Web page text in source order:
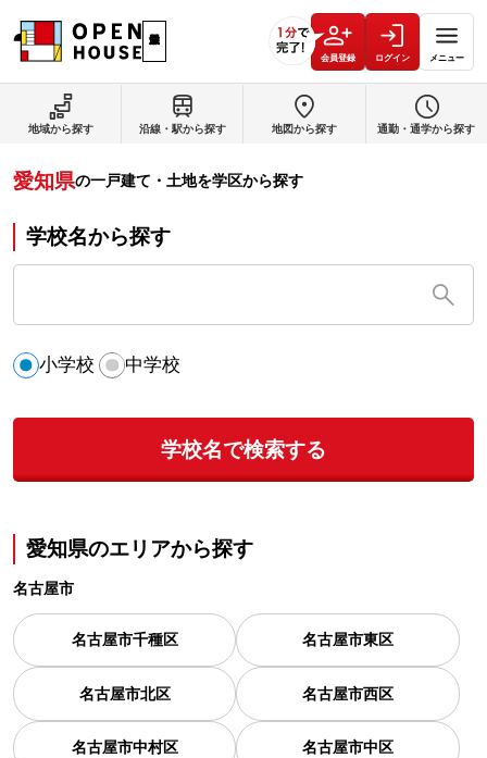
会員登録 ログイン メニュー
地域から探す 沿線・駅から探す 地図から探す 通勤・通学から探す
愛知県の一戸建て・土地を学区から探す
学校名から探す
小学校 中学校
学校名で検索する
愛知県のエリアから探す
名古屋市
名古屋市千種区 名古屋市東区
名古屋市北区 名古屋市西区
名古屋市中村区 名古屋市中区